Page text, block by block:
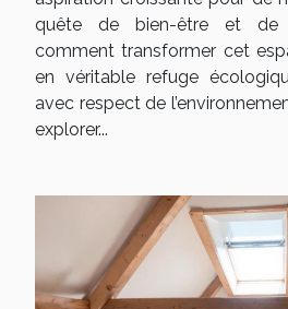
quête de bien-être et de
comment transformer cet
en véritable refuge
avec respect de
explorer...